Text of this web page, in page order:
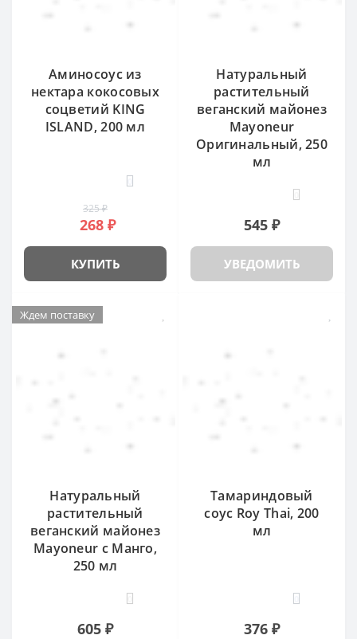
Аминосоус из
нектара кокосовых
соцветий KING
ISLAND, 200 мл
325 ₽
268 ₽
КУПИТЬ
Натуральный
растительный
веганский майонез
Mayoneur
Оригинальный, 250
мл
545 ₽
УВЕДОМИТЬ
Ждем поставку
Натуральный
растительный
веганский майонез
Mayoneur с Манго,
250 мл
605 ₽
Тамариндовый
соус Roy Thai, 200
мл
376 ₽